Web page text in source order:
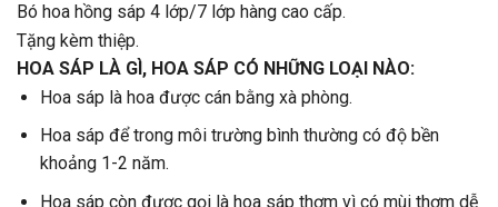
Bó hoa hồng sáp 4 lớp/7 lớp hàng cao cấp.
Tặng kèm thiệp.
HOA SÁP LÀ GÌ, HOA SÁP CÓ NHỮNG LOẠI NÀO:
Hoa sáp là hoa được cán bằng xà phòng.
Hoa sáp để trong môi trường bình thường có độ bền
khoảng 1-2 năm.
Hoa sáp còn được gọi là hoa sáp thơm vì có mùi thơm dễ